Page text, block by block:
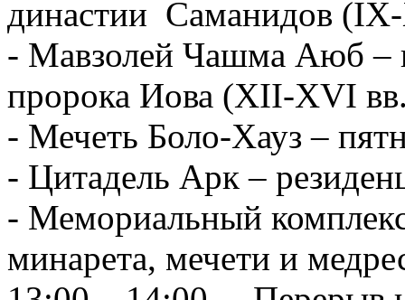
династии Саманидов
- Мавзолей Чашма Аюб –
пророка Иова (XII-XVI
- Мечеть Боло-Хауз –
- Цитадель Арк –
- Мемориальный
минарета, мечети и